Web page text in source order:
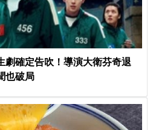
劇確定告吹！導演大衛芬奇退
也破局